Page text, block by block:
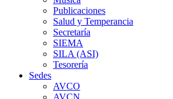
Publicaciones
Salud y Temperancia
Secretaría
SIEMA
SILA (ASI)
Tesorería
Sedes
AVCO
AVCN